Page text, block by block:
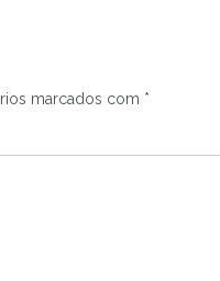
marcados com *